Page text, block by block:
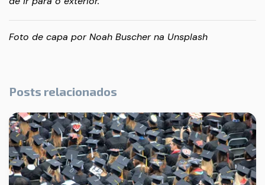
Foto de capa porNoah Buscherna Unsplash
Posts relacionados